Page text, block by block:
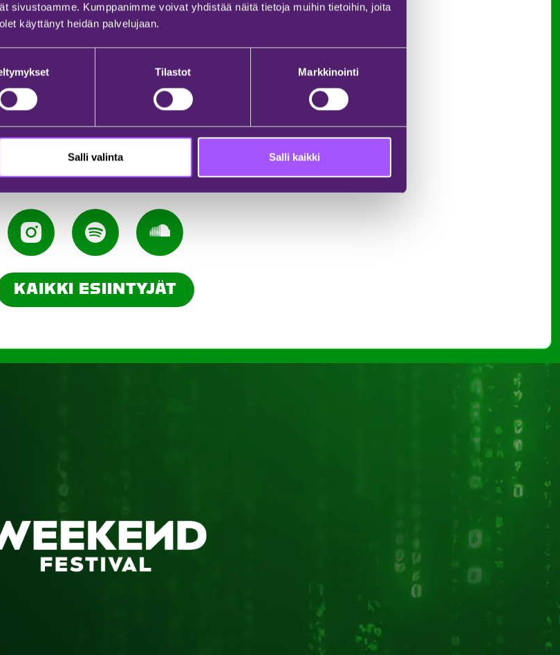
sivustoamme. Kumppanimme voivat yhdistää näitä tietoja muihin tietoihin, joita
käyttänyt heidän palvelujaan.
Tilastot Markkinointi
Salli valinta Salli kaikki
KAIKKI ESIINTYJÄT